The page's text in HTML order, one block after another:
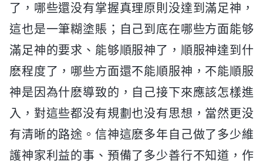
了，哪些還没有掌握真理原則没達到滿足神，
這也是一筆糊塗賬；自己到底在哪些方面能够
滿足神的要求、能够順服神了，順服神達到什
麽程度了，哪些方面還不能順服神，不能順服
神是因為什麽導致的，自己接下來應該怎樣進
入，對這些都没有規劃也没有思想，當然更没
有清晰的路途。信神這麽多年自己做了多少維
護神家利益的事、預備了多少善行不知道，作